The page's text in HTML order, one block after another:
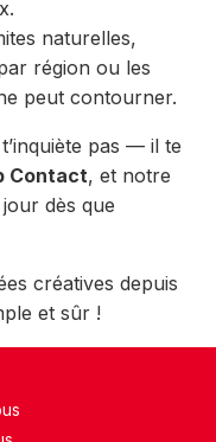
naturelles,
région ou les
peut contourner.
pas — il te
Contact, et notre
dès que
créatives depuis
et sûr !